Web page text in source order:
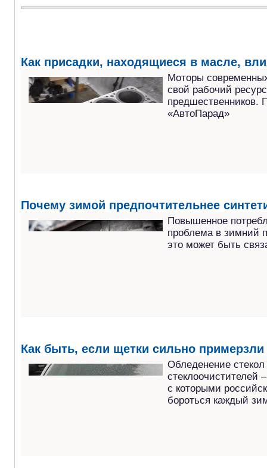
Как присадки, находящиеся в масле,
Моторы
свой рабочий
предшественников.
«АвтоПарад»
Почему зимой предпочтительнее
Повышенное
проблема в зимний
это может быть
Как быть, если щетки сильно примерзли
Обледенение
стеклоочистителей
с которыми
бороться каждый